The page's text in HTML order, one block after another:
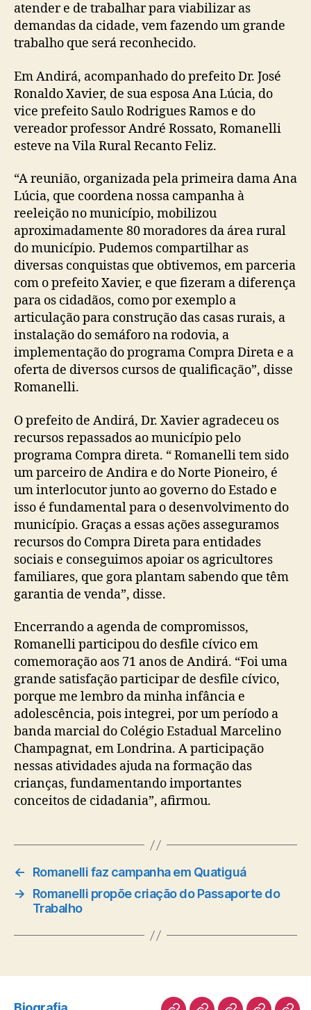
atender e de trabalhar para viabilizar as
demandas da cidade, vem fazendo um grande
trabalho que será reconhecido.
Em Andirá, acompanhado do prefeito Dr. José
Ronaldo Xavier, de sua esposa Ana Lúcia, do
vice prefeito Saulo Rodrigues Ramos e do
vereador professor André Rossato, Romanelli
esteve na Vila Rural Recanto Feliz.
“A reunião, organizada pela primeira dama Ana
Lúcia, que coordena nossa campanha à
reeleição no município, mobilizou
aproximadamente 80 moradores da área rural
do município. Pudemos compartilhar as
diversas conquistas que obtivemos, em parceria
com o prefeito Xavier, e que fizeram a diferença
para os cidadãos, como por exemplo a
articulação para construção das casas rurais, a
instalação do semáforo na rodovia, a
implementação do programa Compra Direta e a
oferta de diversos cursos de qualificação”, disse
Romanelli.
O prefeito de Andirá, Dr. Xavier agradeceu os
recursos repassados ao município pelo
programa Compra direta. “ Romanelli tem sido
um parceiro de Andira e do Norte Pioneiro, é
um interlocutor junto ao governo do Estado e
isso é fundamental para o desenvolvimento do
município. Graças a essas ações asseguramos
recursos do Compra Direta para entidades
sociais e conseguimos apoiar os agricultores
familiares, que gora plantam sabendo que têm
garantia de venda”, disse.
Encerrando a agenda de compromissos,
Romanelli participou do desfile cívico em
comemoração aos 71 anos de Andirá. “Foi uma
grande satisfação participar de desfile cívico,
porque me lembro da minha infância e
adolescência, pois integrei, por um período a
banda marcial do Colégio Estadual Marcelino
Champagnat, em Londrina. A participação
nessas atividades ajuda na formação das
crianças, fundamentando importantes
conceitos de cidadania”, afirmou.
←
Romanelli faz campanha em Quatiguá
→
Romanelli propõe criação do Passaporte do
Trabalho